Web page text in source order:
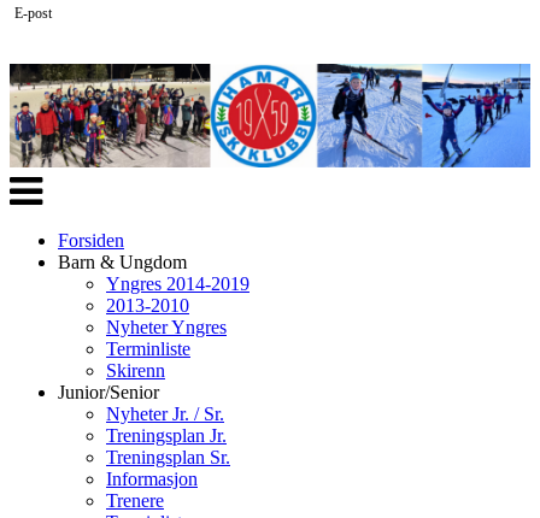
Veksle
navigasjon
Forsiden
Barn & Ungdom
Yngres 2014-2019
2013-2010
Nyheter Yngres
Terminliste
Skirenn
Junior/Senior
Nyheter Jr. / Sr.
Treningsplan Jr.
Treningsplan Sr.
Informasjon
Trenere
E-post